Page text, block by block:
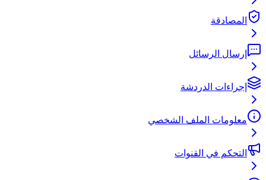
المصادقة
إرسال الرسائل
إجراءات الدردشة
معلومات الملف الشخصي
التحكم في القنوات